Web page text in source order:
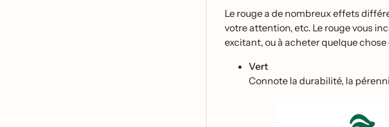
Le rouge a de nombreux effets
votre attention, etc. Le rouge vous
excitant, ou à acheter quelque chose
Vert
Connote la durabilité, la